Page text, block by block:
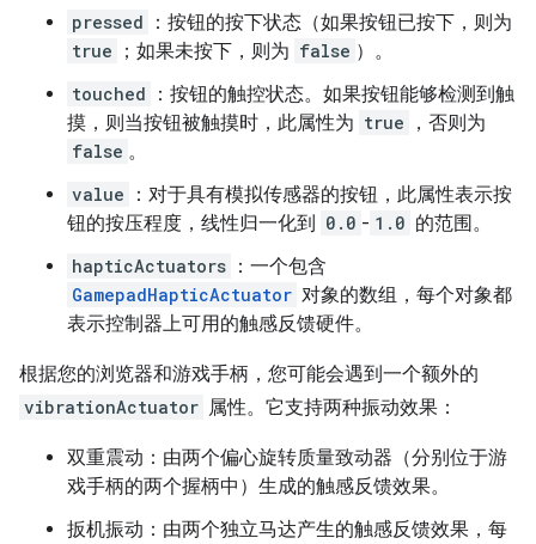
pressed ：按钮的按下状态（如果按钮已按下，则为
true ；如果未按下，则为 false ）。
touched
：按钮的触控状态。如果按钮能够检测到触
摸，则当按钮被触摸时，此属性为 true ，否则为
false 。
value
：对于具有模拟传感器的按钮，此属性表示按
钮的按压程度，线性归一化到 0.0 - 1.0 的范围。
hapticActuators ：一个包含
GamepadHapticActuator 对象的数组，每个对象都
表示控制器上可用的触感反馈硬件。
根据您的浏览器和游戏手柄，您可能会遇到一个额外的
vibrationActuator 属性。它支持两种振动效果：
双重震动：由两个偏心旋转质量致动器（分别位于游
戏手柄的两个握柄中）生成的触感反馈效果。
扳机振动：由两个独立马达产生的触感反馈效果，每